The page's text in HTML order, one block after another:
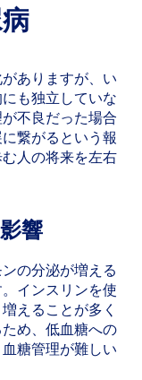
ありますが、い
も独立していな
不良だった場合
繋がるという報
人の将来を左右
響
の分泌が増える
インスリンを使
えることが多く
め、低血糖への
糖管理が難しい